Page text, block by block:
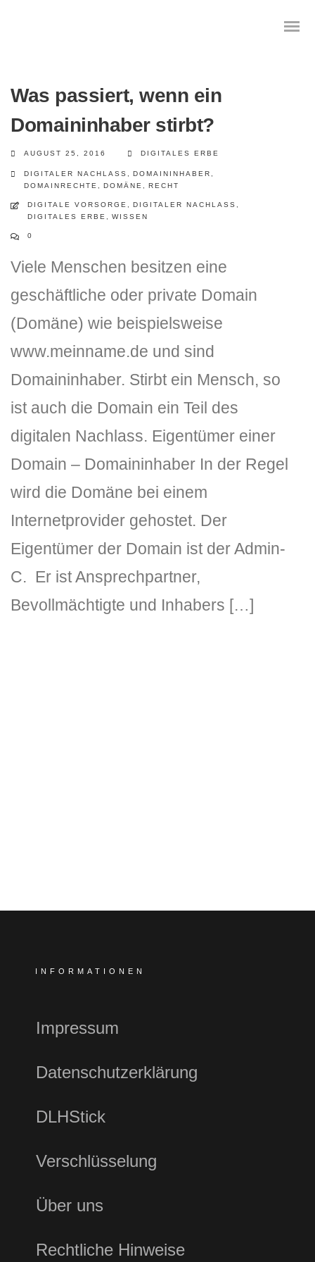
Das digitale Testament
Wie regeln Sie ihren digitalen Nachlass
Digitaler Nachlass
DLH Stick – Sicherheitskonzept
Hilfe
DLH Stick Bedienungsanleitung
Versionsinformationen
Was passiert, wenn ein
Domaininhaber stirbt?
AUGUST 25, 2016 DIGITALES ERBE
DIGITALER NACHLASS DOMAININHABER
DOMAINRECHTE
DOMÄNE RECHT
DIGITALE VORSORGE DIGITALER NACHLASS
DIGITALES ERBE
WISSEN
0
Viele Menschen besitzen eine
geschäftliche oder private Domain
(Domäne) wie beispielsweise
www.meinname.de und sind
Domaininhaber. Stirbt ein Mensch, so
ist auch die Domain ein Teil des
digitalen Nachlass. Eigentümer einer
Domain – Domaininhaber In der Regel
wird die Domäne bei einem
Internetprovider gehostet. Der
Eigentümer der Domain ist der Admin-
C. Er ist Ansprechpartner,
Bevollmächtigte und Inhabers […]
INFORMATIONEN
Impressum
Datenschutzerklärung
DLHStick
Verschlüsselung
Über uns
Rechtliche Hinweise